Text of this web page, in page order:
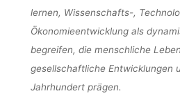
lernen, Wissenschafts-,
Ökonomieentwicklung als
begreifen, die menschliche
gesellschaftliche Entwicklungen
Jahrhundert prägen.